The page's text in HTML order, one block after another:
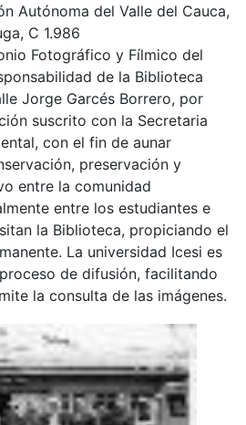
Autónoma del Valle del Cauca,
C 1.986
Fotográfico y Fílmico del
de la Biblioteca
Jorge Garcés Borrero, por
suscrito con la Secretaria
con el fin de aunar
preservación y
entre la comunidad
entre los estudiantes e
la Biblioteca, propiciando el
La universidad Icesi es
de difusión, facilitando
la consulta de las imágenes.